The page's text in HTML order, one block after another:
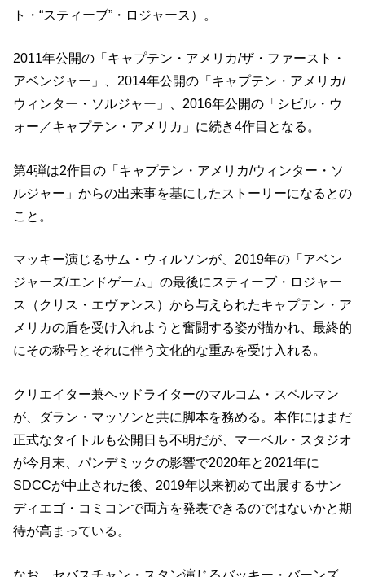
ト・“スティーブ”・ロジャース）。
2011年公開の「キャプテン・アメリカ/ザ・ファースト・
アベンジャー」、2014年公開の「キャプテン・アメリカ/
ウィンター・ソルジャー」、2016年公開の「シビル・ウ
ォー／キャプテン・アメリカ」に続き4作目となる。
第4弾は2作目の「キャプテン・アメリカ/ウィンター・ソ
ルジャー」からの出来事を基にしたストーリーになるとの
こと。
マッキー演じるサム・ウィルソンが、2019年の「アベン
ジャーズ/エンドゲーム」の最後にスティーブ・ロジャー
ス（クリス・エヴァンス）から与えられたキャプテン・ア
メリカの盾を受け入れようと奮闘する姿が描かれ、最終的
にその称号とそれに伴う文化的な重みを受け入れる。
クリエイター兼ヘッドライターのマルコム・スペルマン
が、ダラン・マッソンと共に脚本を務める。本作にはまだ
正式なタイトルも公開日も不明だが、マーベル・スタジオ
が今月末、パンデミックの影響で2020年と2021年に
SDCCが中止された後、2019年以来初めて出展するサン
ディエゴ・コミコンで両方を発表できるのではないかと期
待が高まっている。